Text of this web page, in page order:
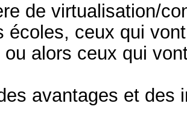
de virtualisation/
écoles, ceux qui
ou alors ceux qui
avantages et des